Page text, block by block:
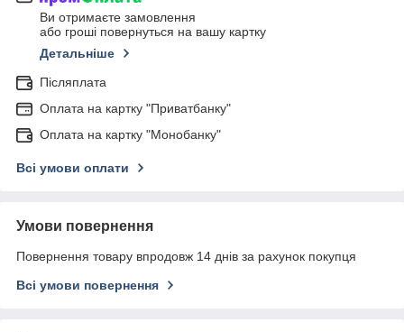
Ви отримаєте замовлення
або гроші повернуться на вашу картку
Детальніше
Післяплата
Оплата на картку "Приватбанку"
Оплата на картку "Монобанку"
Всі умови оплати
Умови повернення
Повернення товару впродовж 14 днів за рахунок покупця
Всі умови повернення